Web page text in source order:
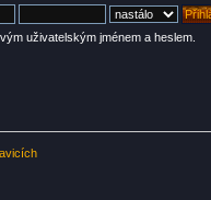
uživatelským jménem a heslem.